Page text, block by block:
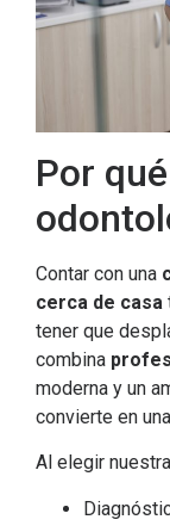
Por
Contar con una
cerca de casa
tener que
combina
moderna y un
convierte en
Al elegir